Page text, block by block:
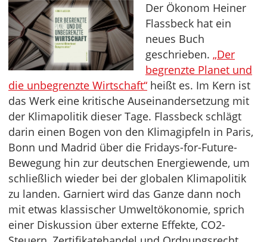
Der Ökonom Heiner
Flassbeck hat ein
neues Buch
geschrieben. „Der
begrenzte Planet und
die unbegrenzte Wirtschaft“ heißt es. Im Kern ist
das Werk eine kritische Auseinandersetzung mit
der Klimapolitik dieser Tage. Flassbeck schlägt
darin einen Bogen von den Klimagipfeln in Paris,
Bonn und Madrid über die Fridays-for-Future-
Bewegung hin zur deutschen Energiewende, um
schließlich wieder bei der globalen Klimapolitik
zu landen. Garniert wird das Ganze dann noch
mit etwas klassischer Umweltökonomie, sprich
einer Diskussion über externe Effekte, CO2-